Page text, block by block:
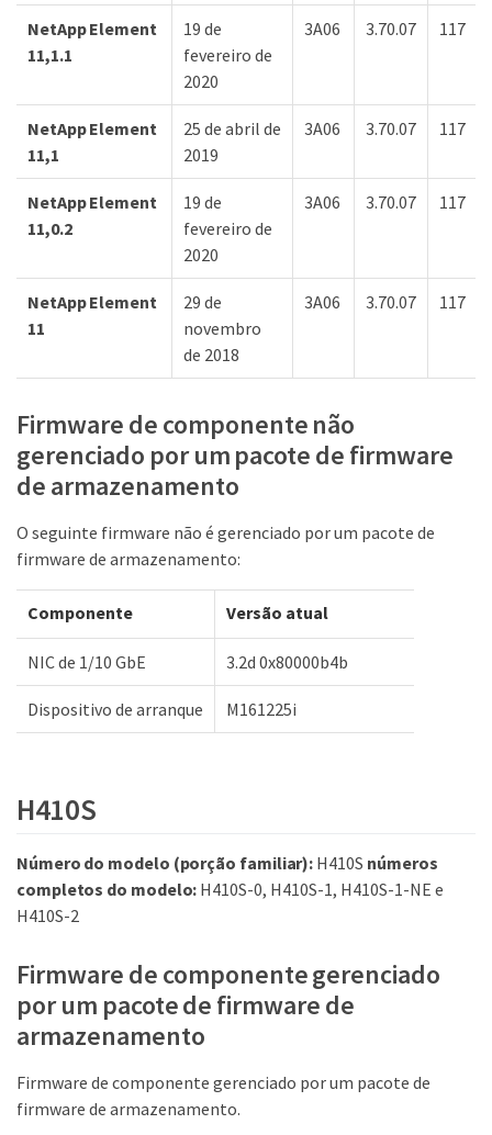
NetApp Element
11,1.1
19 de
fevereiro de
2020
3A06 3.70.07 117
NetApp Element
11,1
25 de abril de
2019
3A06 3.70.07 117
NetApp Element
11,0.2
19 de
fevereiro de
2020
3A06 3.70.07 117
NetApp Element
11
29 de
novembro
de 2018
3A06 3.70.07 117
Firmware de componente não
gerenciado por um pacote de firmware
de armazenamento
O seguinte firmware não é gerenciado por um pacote de
firmware de armazenamento:
Componente Versão atual
NIC de 1/10 GbE 3.2d 0x80000b4b
Dispositivo de arranque M161225i
H410S
Número do modelo (porção familiar): H410S números
completos do modelo: H410S-0, H410S-1, H410S-1-NE e
H410S-2
Firmware de componente gerenciado
por um pacote de firmware de
armazenamento
Firmware de componente gerenciado por um pacote de
firmware de armazenamento.